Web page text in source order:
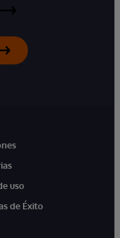
uso
de Éxito